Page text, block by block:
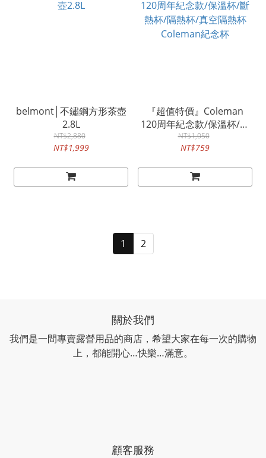
belmont│不鏽鋼方形茶壺
2.8L
NT$2,880
NT$1,999
『超值特價』Coleman
120周年紀念款/保溫杯/斷
熱杯/隔熱杯/真空隔熱杯
Coleman紀念杯
NT$1,050
NT$759
1 2
關於我們
我們是一間專賣露營用品的商店，希望大家在每一次的購物
上，都能開心…快樂…滿意。
顧客服務